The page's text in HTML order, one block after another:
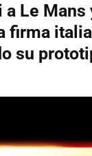
Le Mans
firma
su